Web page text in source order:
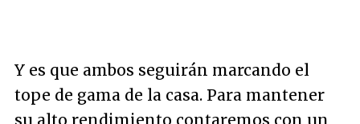
Y es que ambos seguirán marcando el
tope de gama de la casa. Para mantener
su alto rendimiento contaremos con un